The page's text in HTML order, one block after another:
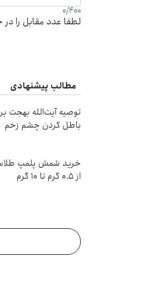
0/400
لطفا عدد مقابل را
مطالب پیشنهادی
توصیه آیت‌الله بهجت
باطل کردن چشم زخم
خرید شمش پلمپ
از ۰.۵ گرم تا ۱۰ گرم